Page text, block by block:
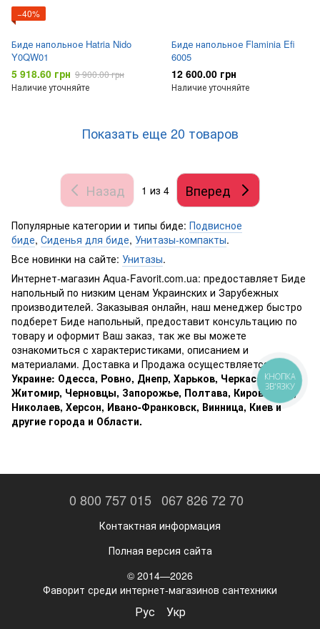
−40%
Биде напольное Hatria Nido
Y0QW01
5 918.60 грн 9 900.00 грн
Наличие уточняйте
Биде напольное Flaminia Efi
6005
12 600.00 грн
Наличие уточняйте
Показать еще 20 товаров
Назад 1 из 4 Вперед
Популярные категории и типы биде: Подвисное
биде, Сиденья для биде, Унитазы-компакты.
Все новинки на сайте: Унитазы.
Интернет-магазин Aqua-Favorit.com.ua: предоставляет Биде
напольный по низким ценам Украинских и Зарубежных
производителей. Заказывая онлайн, наш менеджер быстро
подберет Биде напольный, предоставит консультацию по
товару и оформит Ваш заказ, так же вы можете
ознакомиться с характеристиками, описанием и
материалами. Доставка и Продажа осуществляетсяпо
Украине: Одесса, Ровно, Днепр, Харьков, Черкассы,
Житомир, Черновцы, Запорожье, Полтава, Кировоград,
Николаев, Херсон, Ивано-Франковск, Винница, Киев и
другие города и Области.
0 800 757 015 067 826 72 70
Контактная информация
Полная версия сайта
© 2014—2026
Фаворит среди интернет-магазинов сантехники
Рус Укр
КНОПКА
ЗВ'ЯЗКУ